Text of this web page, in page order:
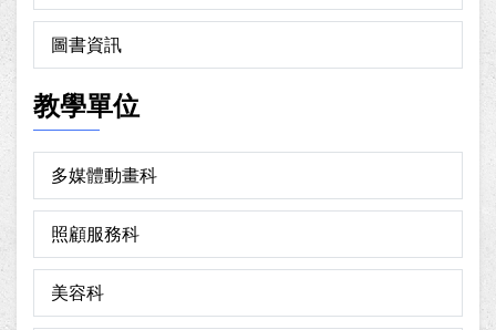
圖書資訊
教學單位
多媒體動畫科
照顧服務科
美容科